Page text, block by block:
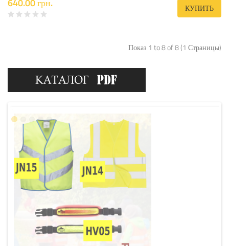
640.00 грн. КУПИТЬ
Показ 1 to 8 of 8 (1 Страницы)